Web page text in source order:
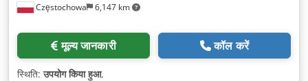
Częstochowa 6,147 km
मूल्य जानकारी कॉल करें
स्थिति:उपयोग किया हुआ,